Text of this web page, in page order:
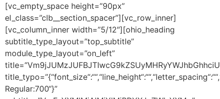
[vc_empty_space height=”90px”
el_class=”clb__section_spacer”][vc_row_inner]
[vc_column_inner width=”5/12″][ohio_heading
subtitle_type_layout=”top_subtitle”
module_type_layout=”on_left”
Regular:700“}”